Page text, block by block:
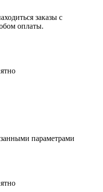
заказы с
оплаты.
параметрами